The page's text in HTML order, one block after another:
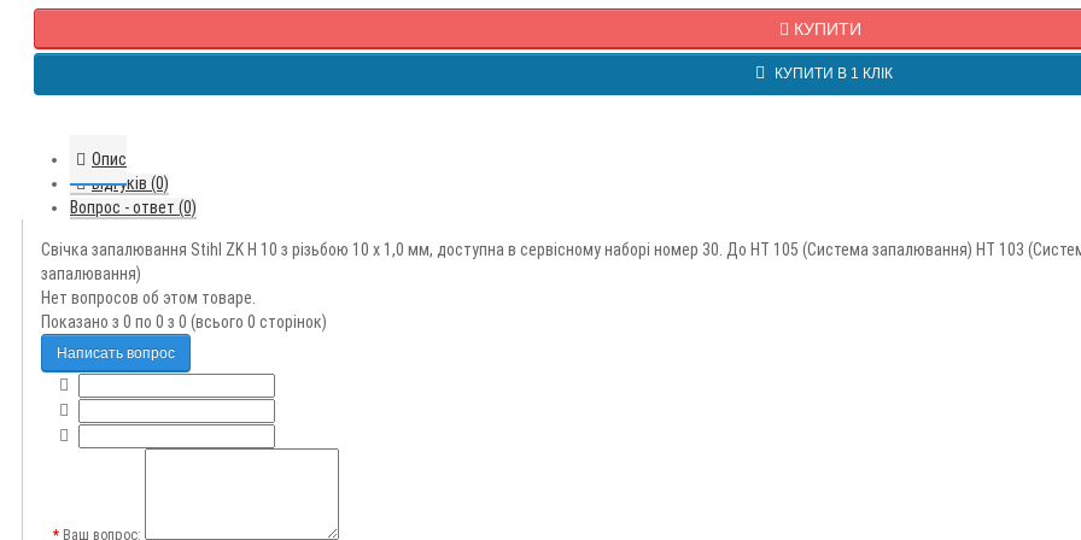
КУПИТИ
КУПИТИ В 1 КЛІК
Опис
Відгуків (0)
Вопрос - ответ (0)
Свічка запалювання Stihl ZK H 10 з різьбою 10 х 1,0 мм, доступна в сервісному наборі номер 30. До HT 105 (Система запалювання) HT 103
запалювання)
Нет вопросов об этом товаре.
Показано з 0 по 0 з 0 (всього 0 сторінок)
Написать вопрос
Ваш вопрос: